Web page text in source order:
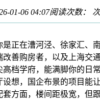
01-06 04:07阅读次数： 次
在漕河泾、徐家汇、南
改善购房者，以及上海交
高档学府，能满脚你的日
设想，国企布景的项目能
套方面，楼间距极宽，但